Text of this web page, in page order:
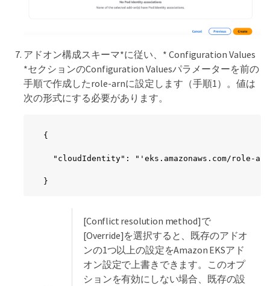
アドオン構成スキーマ*に従い、* Configuration Values
*セクションのConfiguration Valuesパラメーターを前の
手順で作成したrole-arnに設定します（手順1）。値は
次の形式にする必要があります。
{
"cloudIdentity": "'eks.amazonaws.com/role-
}
[Conflict resolution method]で
[Override]を選択すると、既存のアドオ
ンの1つ以上の設定をAmazon EKSアド
オン設定で上書きできます。このオプ
ションを有効にしない場合、既存の設